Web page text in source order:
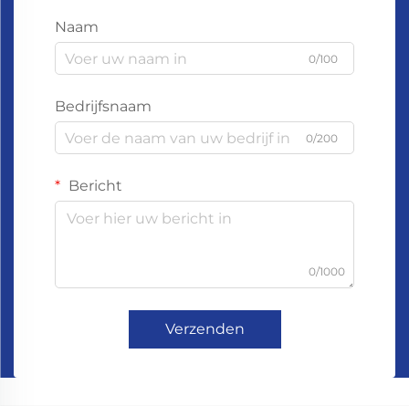
Naam
0/100
Bedrijfsnaam
0/200
Bericht
0/1000
Verzenden